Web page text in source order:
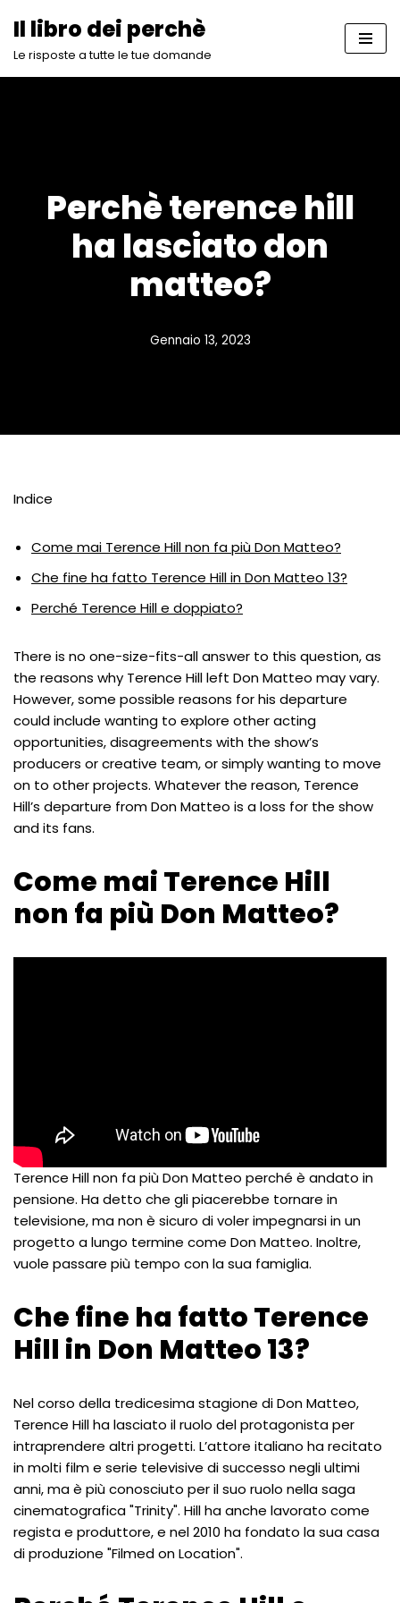
Vai
Il libro dei perchè
Le risposte a tutte le tue domande
Perchè terence hill
ha lasciato don
matteo?
Gennaio 13, 2023
Indice
Come mai Terence Hill non fa più Don Matteo?
Che fine ha fatto Terence Hill in Don Matteo 13?
Perché Terence Hill e doppiato?
There is no one-size-fits-all answer to this question, as
the reasons why Terence Hill left Don Matteo may vary.
However, some possible reasons for his departure
could include wanting to explore other acting
opportunities, disagreements with the show’s
producers or creative team, or simply wanting to move
on to other projects. Whatever the reason, Terence
Hill’s departure from Don Matteo is a loss for the show
and its fans.
Come mai Terence Hill
non fa più Don Matteo?
Terence Hill non fa più Don Matteo perché è andato in
pensione. Ha detto che gli piacerebbe tornare in
televisione, ma non è sicuro di voler impegnarsi in un
progetto a lungo termine come Don Matteo. Inoltre,
vuole passare più tempo con la sua famiglia.
Che fine ha fatto Terence
Hill in Don Matteo 13?
Nel corso della tredicesima stagione di Don Matteo,
Terence Hill ha lasciato il ruolo del protagonista per
intraprendere altri progetti. L’attore italiano ha recitato
in molti film e serie televisive di successo negli ultimi
anni, ma è più conosciuto per il suo ruolo nella saga
cinematografica "Trinity". Hill ha anche lavorato come
regista e produttore, e nel 2010 ha fondato la sua casa
di produzione "Filmed on Location".